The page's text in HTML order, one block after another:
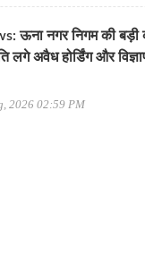
ऊना नगर निगम की बड़ी
लगे अवैध होर्डिंग और
2026 02:59 PM